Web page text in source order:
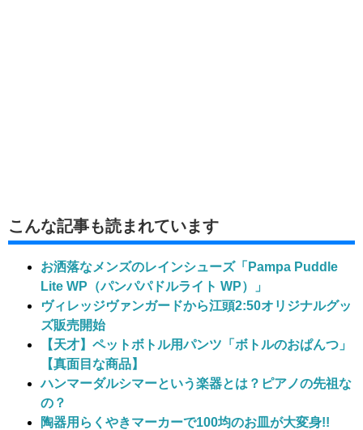
こんな記事も読まれています
お洒落なメンズのレインシューズ「Pampa Puddle
Lite WP（パンパパドルライト WP）」
ヴィレッジヴァンガードから江頭2:50オリジナルグッ
ズ販売開始
【天才】ペットボトル用パンツ「ボトルのおぱんつ」
【真面目な商品】
ハンマーダルシマーという楽器とは？ピアノの先祖な
の？
陶器用らくやきマーカーで100均のお皿が大変身!!